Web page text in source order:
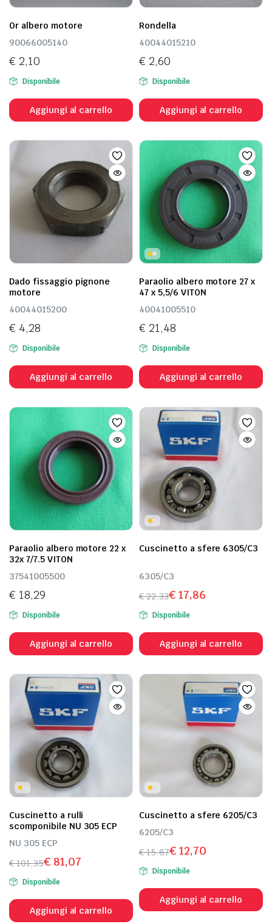
Or albero motore
90066005140
€ 2,10
Disponibile
Aggiungi al carrello
Rondella
40044015210
€ 2,60
Disponibile
Aggiungi al carrello
Dado fissaggio pignone
motore
40044015200
€ 4,28
Disponibile
Aggiungi al carrello
Paraolio albero motore 27 x
47 x 5,5/6 VITON
40041005510
€ 21,48
Disponibile
Aggiungi al carrello
Paraolio albero motore 22 x
32x 7/7.5 VITON
37541005500
€ 18,29
Disponibile
Aggiungi al carrello
Cuscinetto a sfere 6305/C3
6305/C3
€22,33
Il
prezzo
originale
era:
€17,86
Il
prezzo
attuale
è:
Disponibile
Aggiungi al carrello
Cuscinetto a rulli
scomponibile NU 305 ECP
NU 305 ECP
€101,35
Il
prezzo
originale
era:
€81,07
Il
prezzo
attuale
è:
Disponibile
Aggiungi al carrello
Cuscinetto a sfere 6205/C3
6205/C3
€15,87
Il
prezzo
originale
era:
€12,70
Il
prezzo
attuale
è:
Disponibile
Aggiungi al carrello